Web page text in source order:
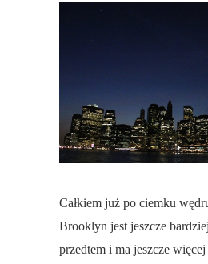
Całkiem już po ciemku
Brooklyn jest jeszcze
przedtem i ma jeszcze